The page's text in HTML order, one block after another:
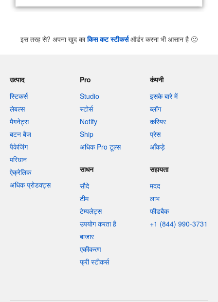
इस तरह से? अपना खुद काकिस कट स्टीकर्सऑर्डर करना भी आसान है 🙂
उत्पाद
स्टिकर्स
लेबल्स
मैगनेट्स
बटन बैज
पैकेजिंग
परिधान
ऐक्रेलिक
अधिक प्रोडक्ट्स
Pro
Studio
स्टोर्स
Notify
Ship
अधिक Pro टूल्स
कंपनी
इसके बारे में
ब्लॉग
करियर
प्रेस
आँकड़े
साधन
सौदे
टीम
टेम्पलेट्स
उपयोग करता है
बाजार
एकीकरण
फ्री स्टीकर्स
सहायता
मदद
लाभ
फीडबैक
+1 (844) 990-3731